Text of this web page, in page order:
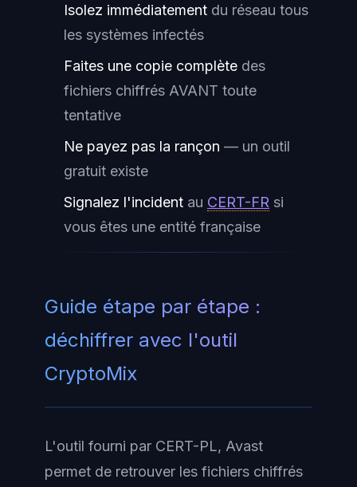
Isolez immédiatement du réseau tous
les systèmes infectés
Faites une copie complète des
fichiers chiffrés AVANT toute
tentative
Ne payez pas la rançon — un outil
gratuit existe
Signalez l'incident au CERT-FR si
vous êtes une entité française
Guide étape par étape :
déchiffrer avec l'outil
CryptoMix
L'outil fourni par CERT-PL, Avast
permet de retrouver les fichiers chiffrés